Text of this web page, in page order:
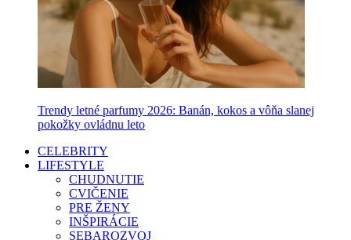
Trendy letné parfumy 2026: Banán, kokos a vôňa slanej
pokožky ovládnu leto
CELEBRITY
LIFESTYLE
CHUDNUTIE
CVIČENIE
PRE ŽENY
INŠPIRÁCIE
SEBAROZVOJ